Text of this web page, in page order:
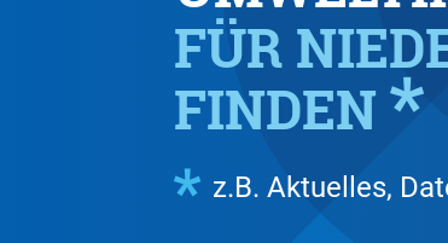
FÜR
FINDEN
z.B. Aktuelles,